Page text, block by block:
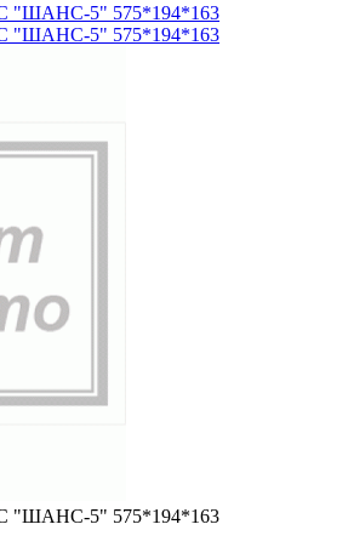
"ШАНС-5" 575*194*163
"ШАНС-5" 575*194*163
"ШАНС-5" 575*194*163